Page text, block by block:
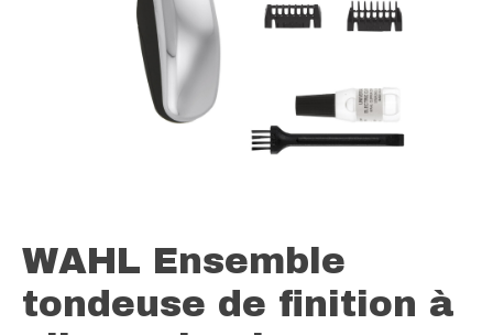
WAHL Ensemble
tondeuse de finition à